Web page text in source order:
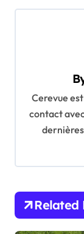
i
Cerevue
contact
Related